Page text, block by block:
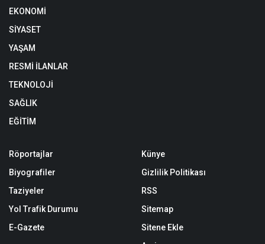
EKONOMİ
SİYASET
YAŞAM
RESMİ İLANLAR
TEKNOLOJİ
SAĞLIK
EĞİTİM
Röportajlar
Biyografiler
Taziyeler
Yol Trafik Durumu
E-Gazete
Künye
Gizlilik Politikası
RSS
Sitemap
Sitene Ekle